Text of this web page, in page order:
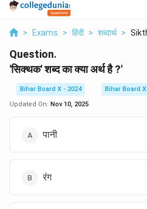
> Exams > हिंदी > शब्दार्थ >
Question.
'सिक्थक' शब्द का क्या अर्थ है ?'
Bihar Board X - 2024
Bihar Board X
Updated On: Nov 10, 2025
पानी
रंग